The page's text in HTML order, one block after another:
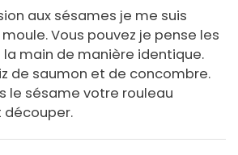
aux sésames je me suis
Vous pouvez je pense les
main de manière identique.
de saumon et de concombre.
le sésame votre rouleau
découper.